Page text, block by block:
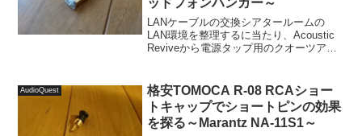
ッドフォンハンガー～
LANケーブルの交換シアタールームの
LAN環境を整理するに当たり、Acoustic
Reviveから電源タップ用のクオーツアン
ングハブなどを設置する前に、長...
AudioQuest
格安TOMOCA R-08 RCAショー
トキャップでショートピンの効果
を探る～Marantz NA-11S1～